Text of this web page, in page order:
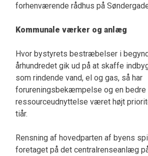
forhenværende rådhus på
Kommunale værker og anlæg
Hvor bystyrets bestræbelser i
århundredet gik ud på at skaffe
som rindende vand, el og gas, så har
forureningsbekæmpelse og en bedre
ressourceudnyttelse været højt
tiår.
Rensning af hovedparten af byens
foretaget på det centralrenseanlæg